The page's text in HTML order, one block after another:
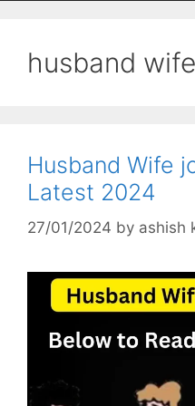
husband
Husband Wife
Latest 2024
27/01/2024 by ashish